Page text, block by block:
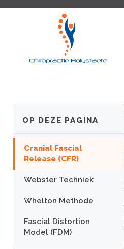
OP DEZE PAGINA
Cranial Fascial
Release (CFR)
Webster Techniek
Whelton Methode
Fascial Distortion
Model (FDM)